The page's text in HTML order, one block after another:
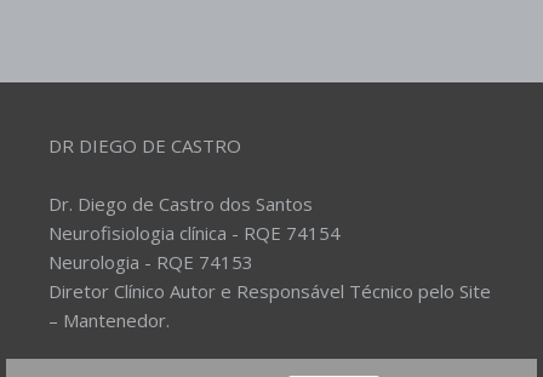
DR DIEGO DE CASTRO
Dr. Diego de Castro dos Santos
Neurofisiologia clínica - RQE 74154
Neurologia - RQE 74153
Diretor Clínico Autor e Responsável Técnico pelo Site
– Mantenedor.